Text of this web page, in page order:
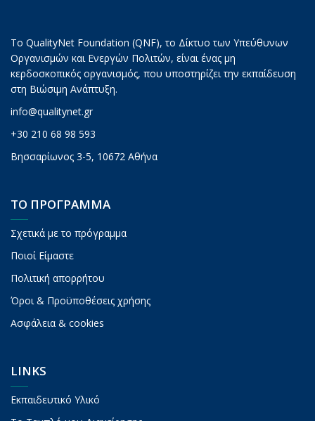
Το QualityNet Foundation (QNF), το Δίκτυο των Υπεύθυνων
Οργανισμών και Ενεργών Πολιτών, είναι ένας μη
κερδοσκοπικός οργανισμός, που υποστηρίζει την εκπαίδευση
στη Βιώσιμη Ανάπτυξη.
info@qualitynet.gr
+30 210 68 98 593
Βησσαρίωνος 3-5, 10672 Αθήνα
ΤΟ ΠΡΟΓΡΑΜΜΑ
Σχετικά με το πρόγραμμα
Ποιοί Είμαστε
Πολιτική απορρήτου
Όροι & Προϋποθέσεις χρήσης
Ασφάλεια & cookies
LINKS
Εκπαιδευτικό Υλικό